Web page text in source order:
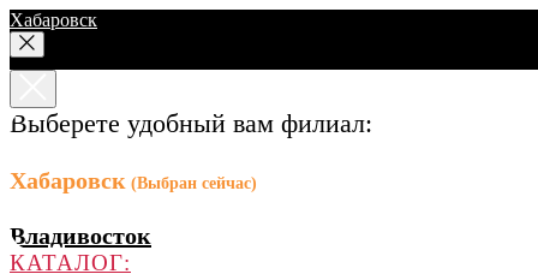
Хабаровск
Выберете удобный вам филиал:
Хабаровск (Выбран сейчас)
Владивосток
КАТАЛОГ: